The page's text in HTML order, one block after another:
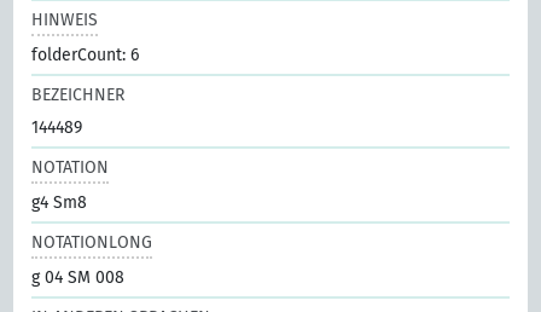
HINWEIS
folderCount: 6
BEZEICHNER
144489
NOTATION
g4 Sm8
NOTATIONLONG
g 04 SM 008